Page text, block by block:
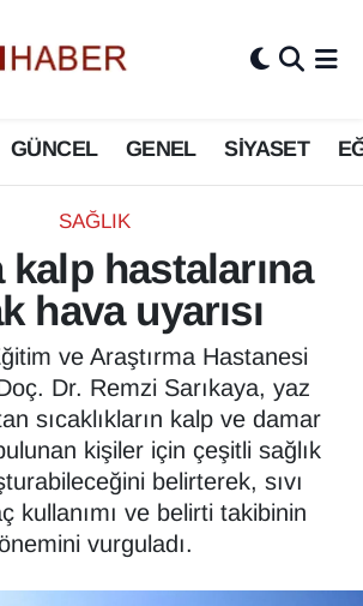
GÜNCEL GENEL SİYASET
SAĞLIK
kalp hastalarına
hava uyarısı
ve Araştırma Hastanesi
Dr. Remzi Sarıkaya, yaz
sıcaklıkların kalp ve damar
kişiler için çeşitli sağlık
belirterek, sıvı
kullanımı ve belirti takibinin
vurguladı.
Vakitleri
Haritası
Durumu ve Fikstür